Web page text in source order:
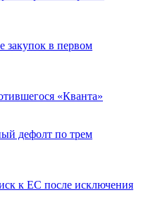
закупок в первом
«Кванта»
дефолт по трем
к ЕС после исключения